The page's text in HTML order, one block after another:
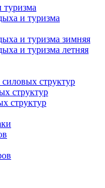
туризма
и туризма
и туризма зимняя
и туризма летняя
структур
структур
структур